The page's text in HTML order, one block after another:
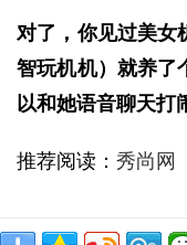
对了，你见过美女
智玩机机）就养了
以和她语音聊天打
推荐阅读： 秀尚网